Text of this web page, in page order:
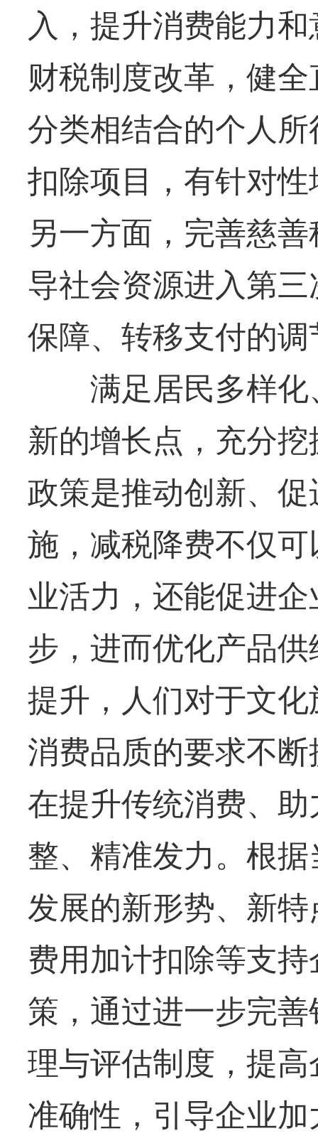
入，提升消费能力
财税制度改革，健
分类相结合的个人
扣除项目，有针对
另一方面，完善慈
导社会资源进入第
保障、转移支付的
满足居民多样化
新的增长点，充分
政策是推动创新、
施，减税降费不仅
业活力，还能促进
步，进而优化产品
提升，人们对于文
消费品质的要求不
在提升传统消费、
整、精准发力。根
发展的新形势、新
费用加计扣除等支
策，通过进一步完
理与评估制度，提
准确性，引导企业